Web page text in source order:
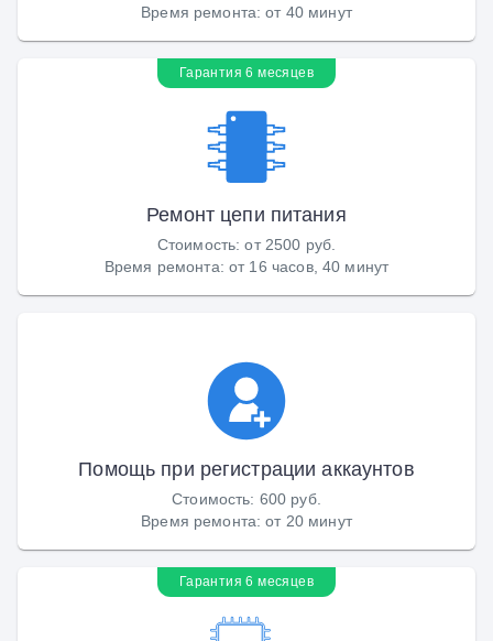
Время ремонта:от 40 минут
Гарантия 6 месяцев
Ремонт цепи питания
Стоимость:от 2500 руб.
Время ремонта:от 16 часов, 40 минут
Помощь при регистрации аккаунтов
Стоимость: 600 руб.
Время ремонта:от 20 минут
Гарантия 6 месяцев